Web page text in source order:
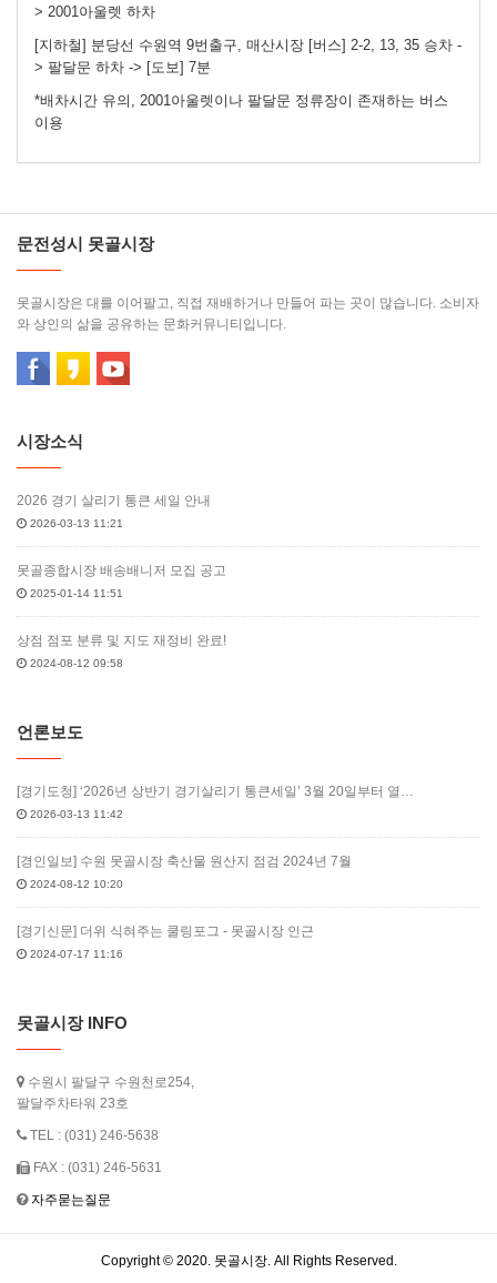
> 2001아울렛 하차
[지하철] 분당선 수원역 9번출구, 매산시장 [버스] 2-2, 13, 35 승차 -
> 팔달문 하차 -> [도보] 7분
*배차시간 유의, 2001아울렛이나 팔달문 정류장이 존재하는 버스
이용
문전성시 못골시장
못골시장은 대를 이어팔고, 직접 재배하거나 만들어 파는 곳이 많습니다. 소비자
와 상인의 삶을 공유하는 문화커뮤니티입니다.
시장소식
2026 경기 살리기 통큰 세일 안내
2026-03-13 11:21
못골종합시장 배송배니저 모집 공고
2025-01-14 11:51
상점 점포 분류 및 지도 재정비 완료!
2024-08-12 09:58
언론보도
[경기도청] ‘2026년 상반기 경기살리기 통큰세일’ 3월 20일부터 열…
2026-03-13 11:42
[경인일보] 수원 못골시장 축산물 원산지 점검 2024년 7월
2024-08-12 10:20
[경기신문] 더위 식혀주는 쿨링포그 - 못골시장 인근
2024-07-17 11:16
못골시장 INFO
수원시 팔달구 수원천로254,
팔달주차타워 23호
TEL : (031) 246-5638
FAX : (031) 246-5631
자주묻는질문
Copyright © 2020. 못골시장. All Rights Reserved.